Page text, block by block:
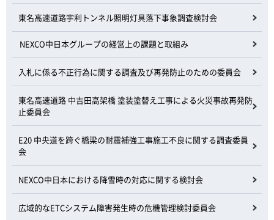
東名高速道路宇利トンネル照明灯具落下事象調査検討会
NEXCO中日本グループの経営上の課題と取組み
入札に係る不正行為に関する調査及び再発防止のための委員会
東名高速道路 中吉田高架橋 塗装塗替え工事による火災事故再発防
止委員会
E20 中央道を跨ぐ橋梁の耐震補強工事施工不良に関する調査委員
会
NEXCO中日本における降雪時の対応に関する検討会
広域的なETCシステム障害発生時の危機管理検討委員会